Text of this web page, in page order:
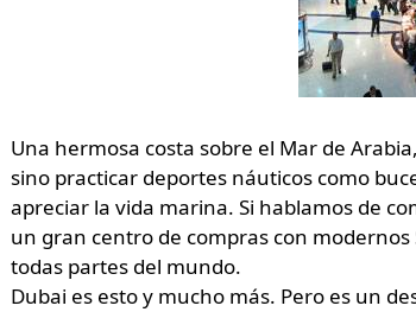
Una hermosa costa sobre el Mar de
sino practicar deportes náuticos como
apreciar la vida marina. Si hablamos de
un gran centro de compras con
todas partes del mundo.
Dubai es esto y mucho más. Pero es un